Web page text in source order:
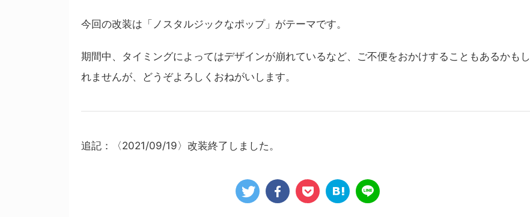
今回の改装は「ノスタルジックなポップ」がテーマです。
期間中、タイミングによってはデザインが崩れているなど、ご不便をおかけすることもあるかもし
れませんが、どうぞよろしくおねがいします。
追記：〈2021/09/19〉改装終了しました。